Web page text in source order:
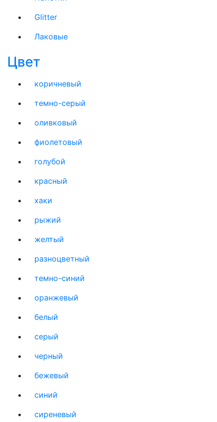
Glitter
Лаковые
Цвет
коричневый
темно-серый
оливковый
фиолетовый
голубой
красный
хаки
рыжий
желтый
разноцветный
темно-синий
оранжевый
белый
серый
черный
бежевый
синий
сиреневый